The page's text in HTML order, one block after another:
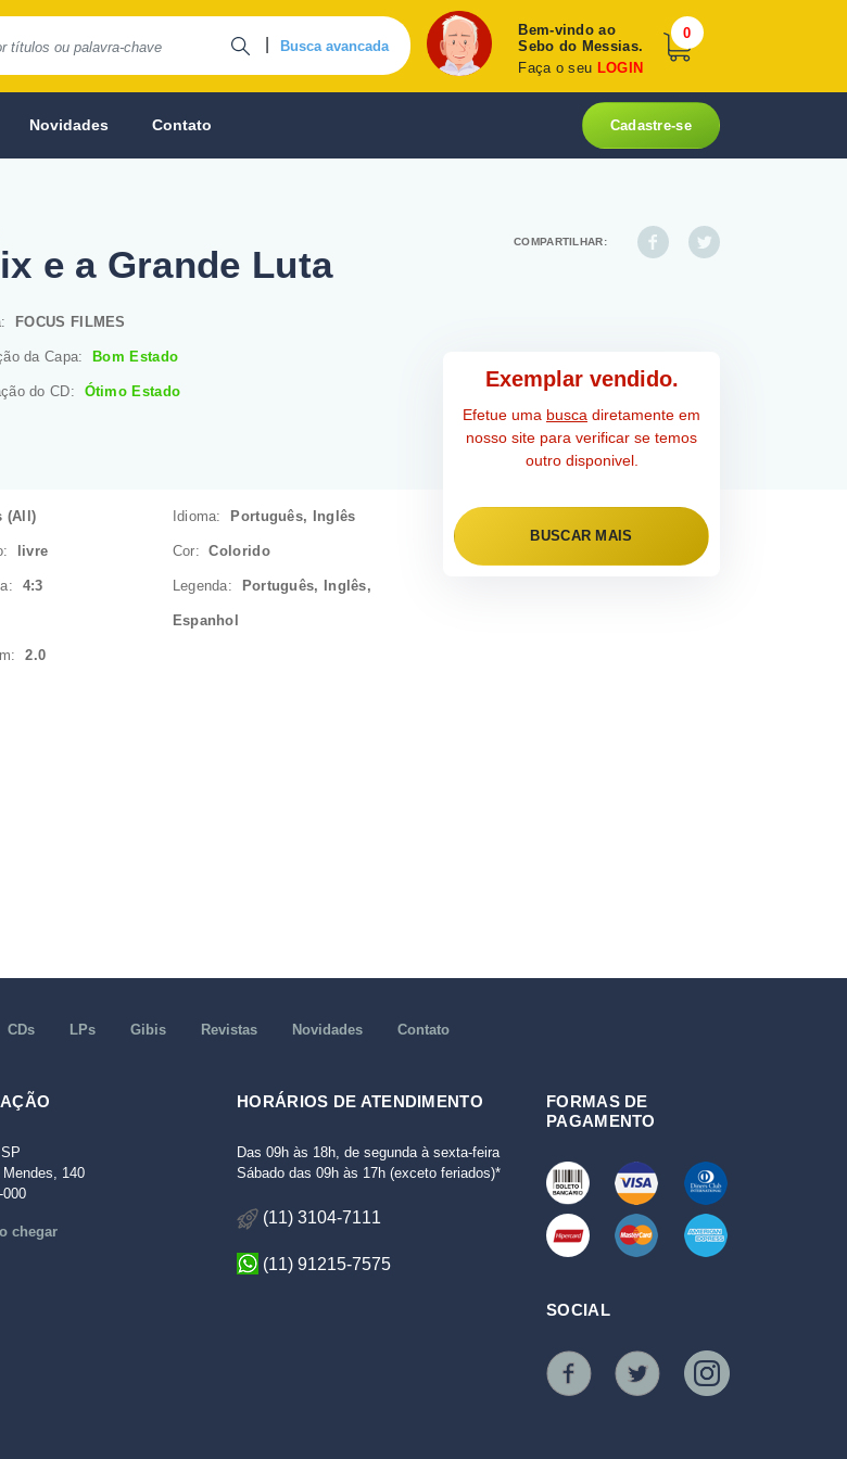
Busca avancada
Bem-vindo ao
Sebo do Messias.
Faça o seu LOGIN
0
Novidades Contato Cadastre-se
e a Grande Luta
FOCUS FILMES
da Capa: Bom Estado
do CD: Ótimo Estado
(All) Idioma: Português, Inglês
livre Cor:Colorido
4:3 Legenda: Português, Inglês,
Espanhol
2.0
COMPARTILHAR:
Exemplar vendido.
Efetue uma busca diretamente em
nosso site para verificar se temos
outro disponivel.
BUSCAR MAIS
CDs LPs Gibis Revistas Novidades Contato
140
000
chegar
HORÁRIOS DE ATENDIMENTO
Das 09h às 18h, de segunda à sexta-feira
Sábado das 09h às 17h (exceto feriados)*
(11) 3104-7111
(11) 91215-7575
FORMAS DE
PAGAMENTO
SOCIAL